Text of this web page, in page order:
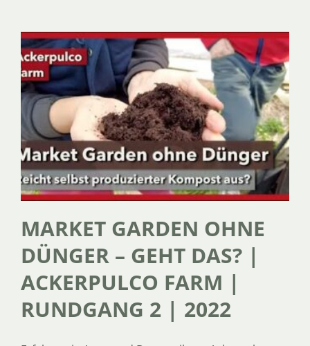
MARKET GARDEN OHNE
DÜNGER – GEHT DAS? |
ACKERPULCO FARM |
RUNDGANG 2 | 2022